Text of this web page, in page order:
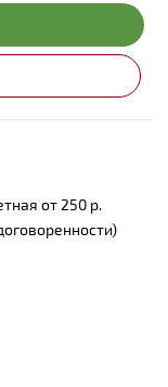
от 250 р.